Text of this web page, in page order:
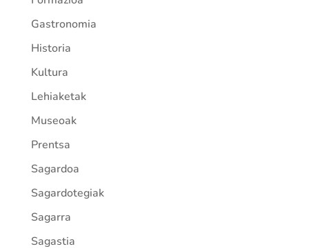
Gastronomia
Historia
Kultura
Lehiaketak
Museoak
Prentsa
Sagardoa
Sagardotegiak
Sagarra
Sagastia